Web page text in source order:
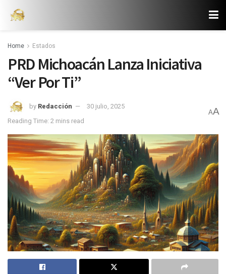
Home Estados
PRD Michoacán Lanza Iniciativa
“Ver Por Ti”
by Redacción
30 julio, 2025
Reading Time: 2 mins read
AA